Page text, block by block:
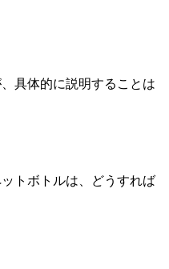
具体的に説明することは
トボトルは、どうすれば